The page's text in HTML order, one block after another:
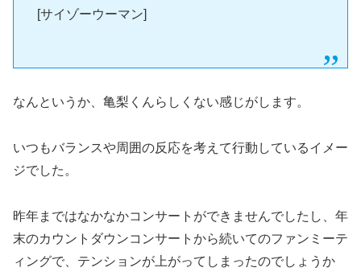
[サイゾーウーマン]
なんというか、亀梨くんらしくない感じがします。
いつもバランスや周囲の反応を考えて行動しているイメー
ジでした。
昨年まではなかなかコンサートができませんでしたし、年
末のカウントダウンコンサートから続いてのファンミーテ
ィングで、テンションが上がってしまったのでしょうか